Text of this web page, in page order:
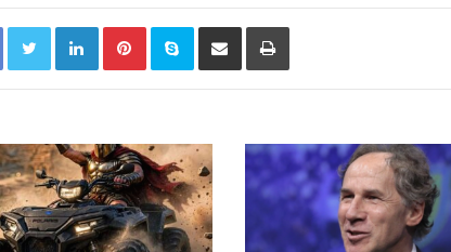
FacebookTwitterLinkedInPinterestSkype Сподели преку Е-маил Испринтај